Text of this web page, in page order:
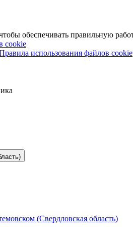
обеспечивать правильную
cookie
использования файлов cookie
(Свердловская область)